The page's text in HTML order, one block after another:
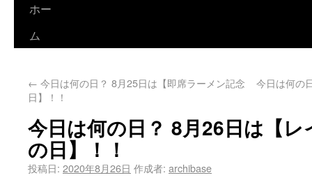
ホー
ム
← 今日は何の日？ 8月25日は【即席ラーメン記念
日】！！
今日は何の
今日は何の日？ 8月26日は【
の日】！！
投稿日: 2020年8月26日 作成者: archibase